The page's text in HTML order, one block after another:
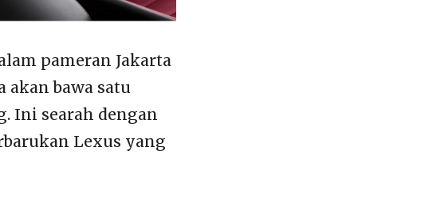
pameran Jakarta
akan bawa satu
Ini searah dengan
Lexus yang